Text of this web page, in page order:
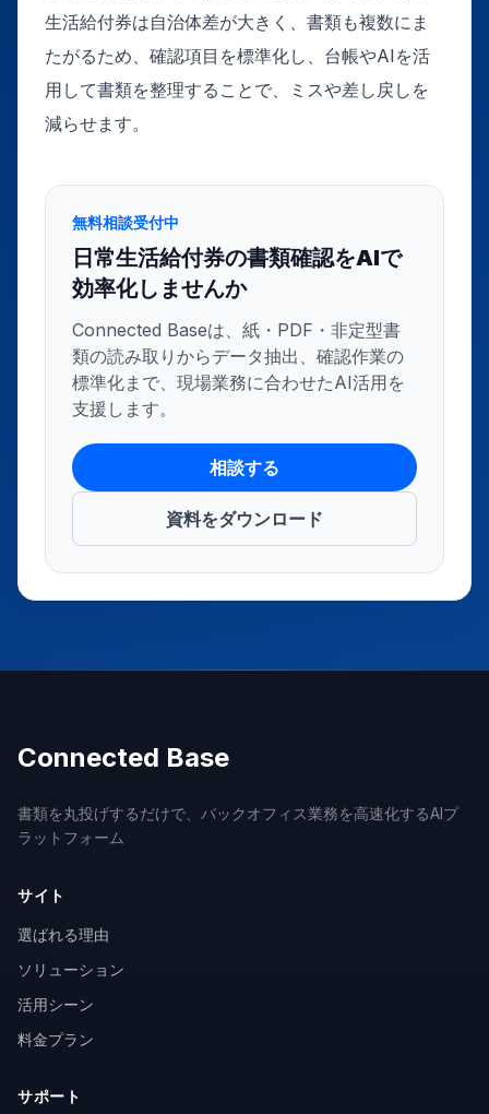
生活給付券は自治体差が大きく、書類も複数にま
たがるため、確認項目を標準化し、台帳やAIを活
用して書類を整理することで、ミスや差し戻しを
減らせます。
無料相談受付中
日常生活給付券の書類確認をAIで
効率化しませんか
Connected Baseは、紙・PDF・非定型書
類の読み取りからデータ抽出、確認作業の
標準化まで、現場業務に合わせたAI活用を
支援します。
相談する
資料をダウンロード
Connected Base
書類を丸投げするだけで、バックオフィス業務を高速化するAIプ
ラットフォーム
サイト
選ばれる理由
ソリューション
活用シーン
料金プラン
サポート